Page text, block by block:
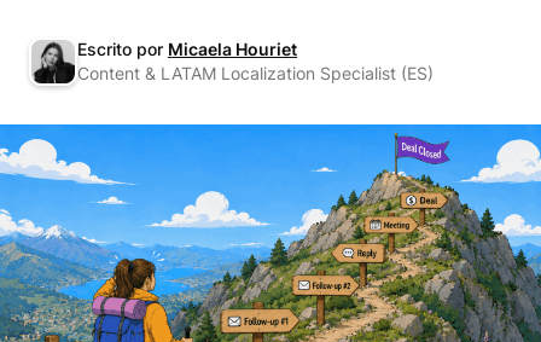
Escrito por Micaela Houriet
Content & LATAM Localization Specialist (ES)